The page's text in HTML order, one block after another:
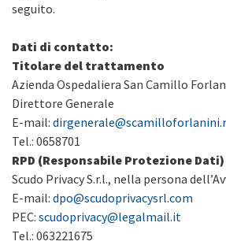
seguito.
Dati di contatto:
Titolare del trattamento
Azienda Ospedaliera San Camillo
Direttore Generale
E-mail:
Tel.: 0658701
RPD (Responsabile Protezione Dati)
Scudo Privacy S.r.l., nella persona
E-mail: dpo@scudoprivacysrl.com
PEC: scudoprivacy@legalmail.it
Tel.: 063221675